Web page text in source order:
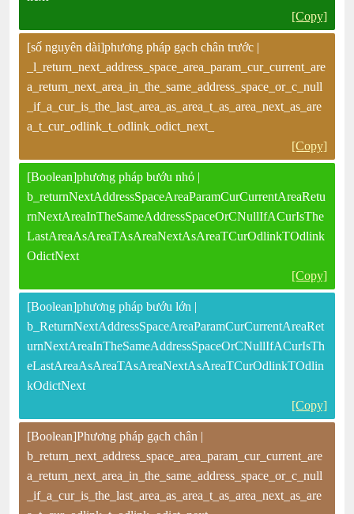
[Copy]
[số nguyên dài]phương pháp gạch chân trước |
_l_return_next_address_space_area_param_cur_current_are
a_return_next_area_in_the_same_address_space_or_c_null
_if_a_cur_is_the_last_area_as_area_t_as_area_next_as_are
a_t_cur_odlink_t_odlink_odict_next_
[Copy]
[Boolean]phương pháp bướu nhỏ |
b_returnNextAddressSpaceAreaParamCurCurrentAreaRetu
rnNextAreaInTheSameAddressSpaceOrCNullIfACurIsThe
LastAreaAsAreaTAsAreaNextAsAreaTCurOdlinkTOdlink
OdictNext
[Copy]
[Boolean]phương pháp bướu lớn |
b_ReturnNextAddressSpaceAreaParamCurCurrentAreaRet
urnNextAreaInTheSameAddressSpaceOrCNullIfACurIsTh
eLastAreaAsAreaTAsAreaNextAsAreaTCurOdlinkTOdlin
kOdictNext
[Copy]
[Boolean]Phương pháp gạch chân |
b_return_next_address_space_area_param_cur_current_are
a_return_next_area_in_the_same_address_space_or_c_null
_if_a_cur_is_the_last_area_as_area_t_as_area_next_as_are